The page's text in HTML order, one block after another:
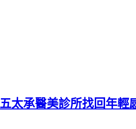
太承醫美診所找回年